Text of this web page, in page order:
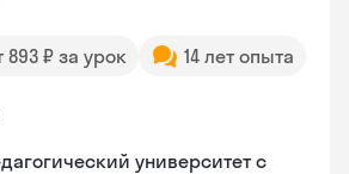
893 ₽ за урок 14 лет опыта
университет с